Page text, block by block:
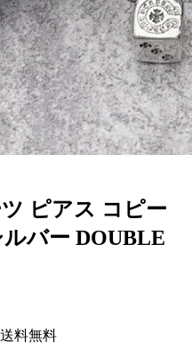
ピアス コピー
バー DOUBLE
料無料